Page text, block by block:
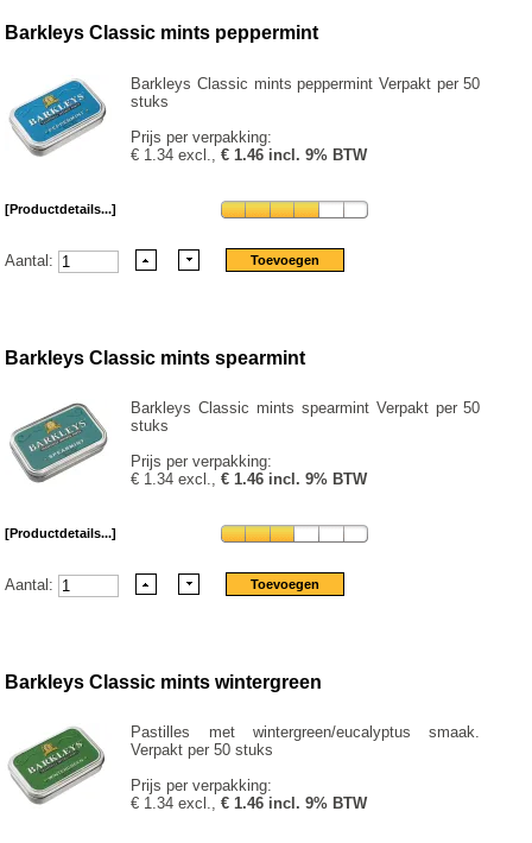
Barkleys Classic mints peppermint
Barkleys Classic mints peppermint Verpakt per 50
stuks
Prijs per verpakking:
€ 1.34 excl.,€ 1.46 incl. 9% BTW
[Productdetails...]
Aantal:
Barkleys Classic mints spearmint
Barkleys Classic mints spearmint Verpakt per 50
stuks
Prijs per verpakking:
€ 1.34 excl.,€ 1.46 incl. 9% BTW
[Productdetails...]
Aantal:
Barkleys Classic mints wintergreen
Pastilles met wintergreen/eucalyptus smaak.
Verpakt per 50 stuks
Prijs per verpakking:
€ 1.34 excl.,€ 1.46 incl. 9% BTW